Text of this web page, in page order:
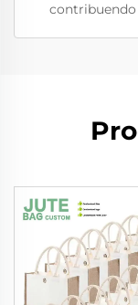
contribuendo